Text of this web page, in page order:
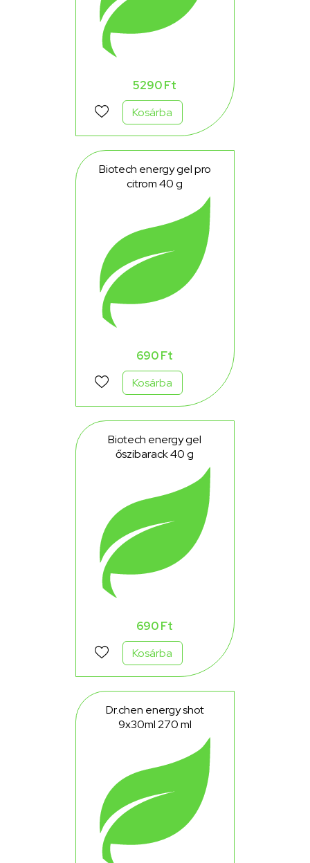
5290 Ft
Kosárba
Biotech energy gel pro
citrom 40 g
690 Ft
Kosárba
Biotech energy gel
őszibarack 40 g
690 Ft
Kosárba
Dr.chen energy shot
9x30ml 270 ml